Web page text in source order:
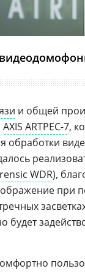
и общей
AXIS ARTPEC-7,
обработки
WDR),
при
будет